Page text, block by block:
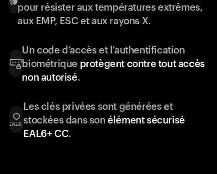
pour résister aux températures extrêmes,
aux EMP, ESC et aux rayons X.
Un code d’accès et l’authentification
biométrique protègent contre tout accès
non autorisé.
Les clés privées sont générées et
stockées dans sonélément sécurisé
EAL6+ CC.